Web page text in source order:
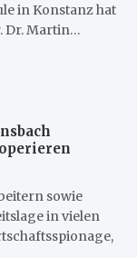
in Konstanz hat
Dr. Martin…
sowie
in vielen